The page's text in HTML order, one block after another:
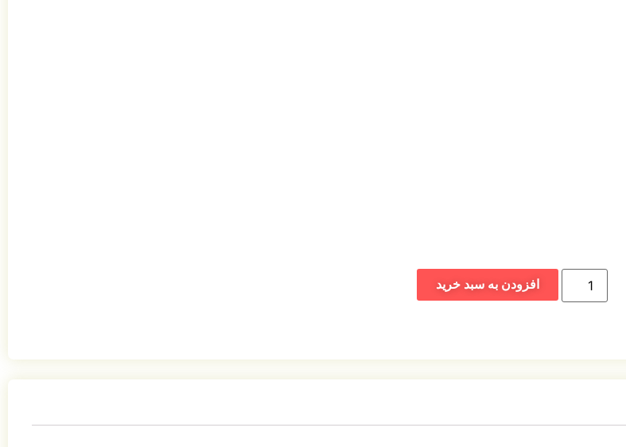
افزودن به سبد خرید